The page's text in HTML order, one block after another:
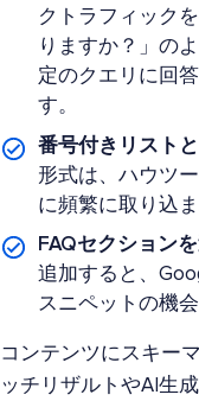
クトラフィック
りますか？」の
定のクエリに回
す。
番号付きリスト
形式は、ハウツ
に頻繁に取り込ま
FAQセクション
追加すると、
スニペットの機
コンテンツにスキー
ッチリザルトやAI生